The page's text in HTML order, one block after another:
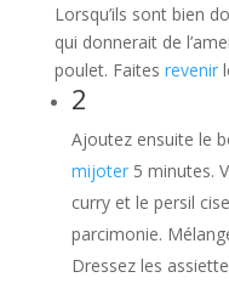
Lorsqu’ils sont bien
qui donnerait de
poulet. Faites revenir
2
Ajoutez ensuite le
mijoter5 minutes.
curry et le persil
parcimonie.
Dressez les